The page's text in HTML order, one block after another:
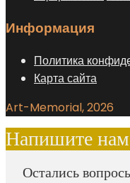
Информация
Политика
Карта сайта
Art-Memorial, 2026
Напишите нам
Остались